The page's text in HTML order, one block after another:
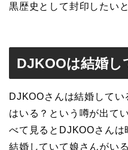
黒歴史として封印したい
DJKOOは結婚し
DJKOOさんは結婚して
はいる？という噂が出て
べて見るとDJKOOさんは
結婚していて娘さんがい